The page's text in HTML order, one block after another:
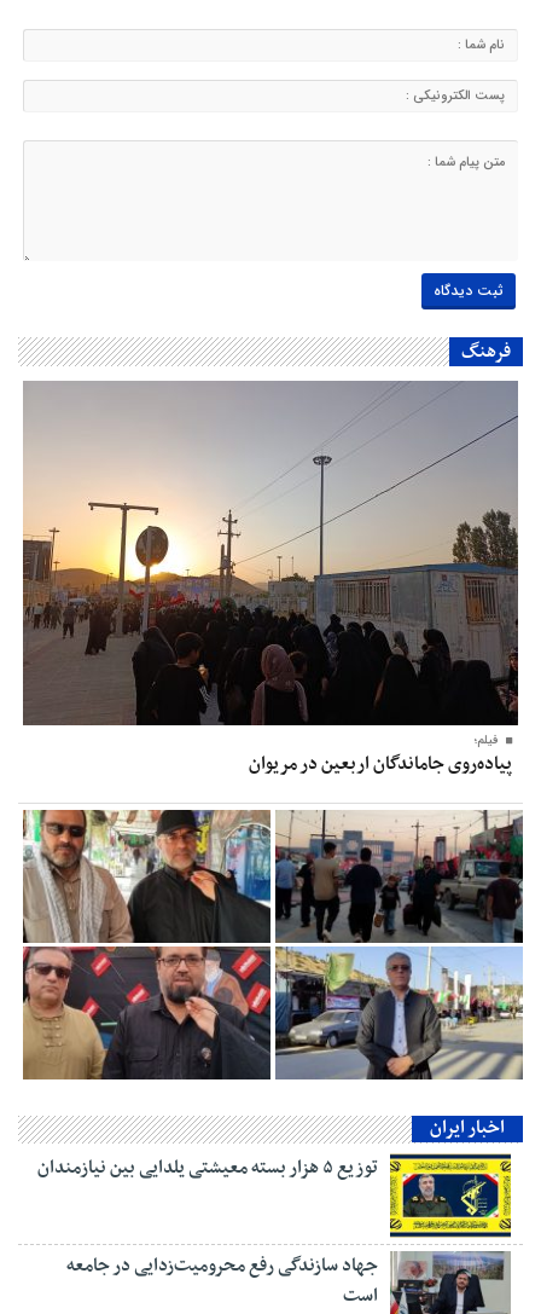
فرهنگ
فیلم؛
پیاده‌روی جاماندگان اربعین در مریوان
اخبار ایران
توزیع ۵ هزار بسته معیشتی یلدایی بین نیازمندان
جهاد سازندگی رفع محرومیت‌زدایی در جامعه
است